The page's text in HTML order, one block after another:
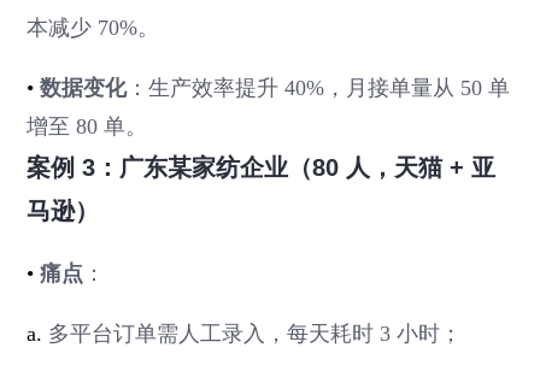
本减少 70%。
•数据变化：生产效率提升 40%，月接单量从 50 单
增至 80 单。
案例 3：广东某家纺企业（80 人，天猫 + 亚
马逊）
•痛点 ：
a. 多平台订单需人工录入，每天耗时 3 小时；